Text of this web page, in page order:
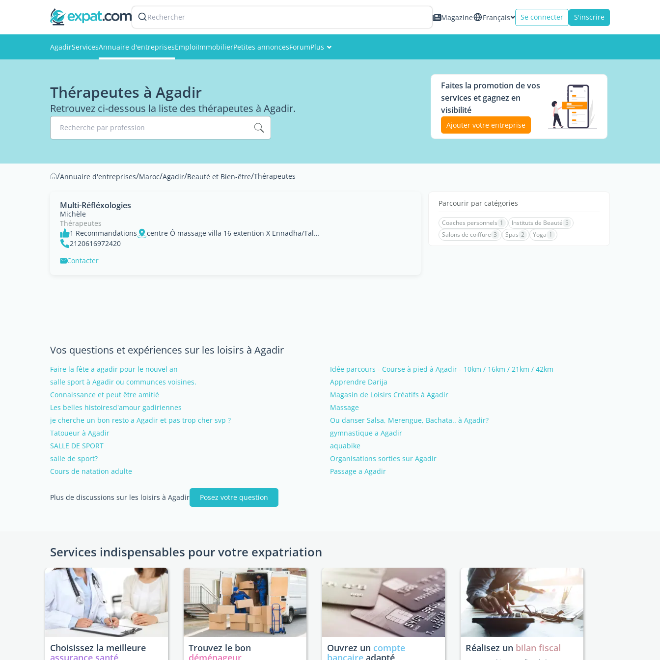
Rechercher Magazine Français Se connecter S'inscrire
AgadirServicesAnnuaire d'entreprisesEmploiImmobilierPetites annoncesForumPlus
Thérapeutes à Agadir
Retrouvez ci-dessous la liste des thérapeutes à Agadir.
Recherche par profession
Faites la promotion de vos
services et gagnez en
visibilité
Ajouter votre entreprise
/Annuaire d'entreprises/Maroc/Agadir/Beauté et Bien-être/Thérapeutes
Multi-Réfléxologies
Michèle
Thérapeutes
1 Recommandations
centre Ô massage villa 16 extention X Ennadha/Talborjt, Agadir
2120616972420
Contacter
Parcourir par catégories
Coaches personnels 1 Instituts de Beauté 5
Salons de coiffure 3 Spas 2 Yoga 1
Vos questions et expériences sur les loisirs à Agadir
Faire la fête a agadir pour le nouvel an
Idée parcours - Course à pied à Agadir - 10km / 16km / 21km / 42km
salle sport à Agadir ou communces voisines.
Apprendre Darija
Connaissance et peut être amitié
Magasin de Loisirs Créatifs à Agadir
Les belles histoiresd'amour gadiriennes
Massage
je cherche un bon resto a Agadir et pas trop cher svp ?
Ou danser Salsa, Merengue, Bachata.. à Agadir?
Tatoueur à Agadir
gymnastique a Agadir
SALLE DE SPORT
aquabike
salle de sport?
Organisations sorties sur Agadir
Cours de natation adulte
Passage a Agadir
Plus de discussions sur les loisirs à Agadir Posez votre question
Services indispensables pour votre expatriation
Choisissez la meilleure
assurance santé
Trouvez le bon
déménageur
Ouvrez un compte
bancaire adapté
Réalisez un bilan fiscal